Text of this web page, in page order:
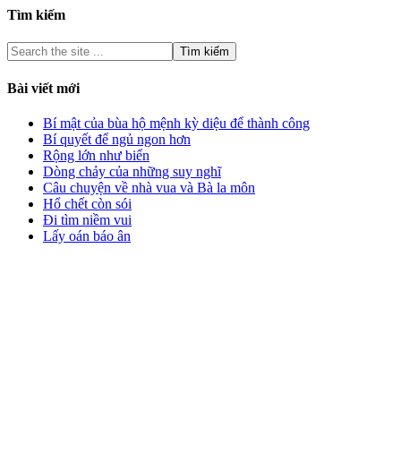
Tìm kiếm
Bài viết mới
Bí mật của bùa hộ mệnh kỳ diệu để thành công
Bí quyết để ngủ ngon hơn
Rộng lớn như biển
Dòng chảy của những suy nghĩ
Câu chuyện về nhà vua và Bà la môn
Hổ chết còn sói
Đi tìm niềm vui
Lấy oán báo ân